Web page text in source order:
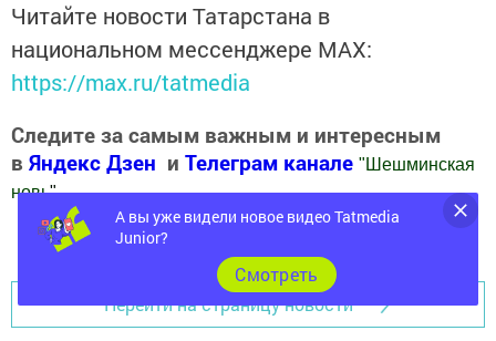
Читайте новости Татарстана в
национальном мессенджере MАХ:
https://max.ru/tatmedia
Следите за самым важным и интересным
в Яндекс Дзен и Телеграм канале " Шешминская
новь"
Добавить Шешминскую новь в Яндекс.Новости
Перейти на страницу новости
А вы уже видели новое видео Tatmedia
Junior?
Cмотреть